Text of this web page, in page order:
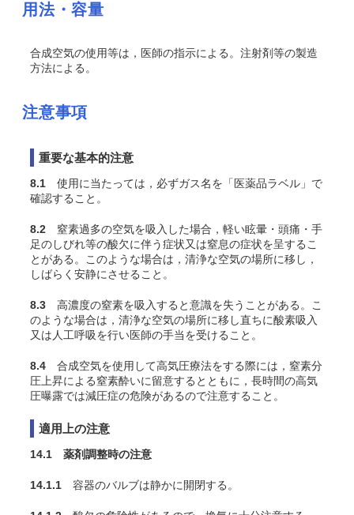
用法・容量
合成空気の使用等は，医師の指示による。注射剤等の製造
方法による。
注意事項
重要な基本的注意
8.1 使用に当たっては，必ずガス名を「医薬品ラベル」で
確認すること。
8.2 窒素過多の空気を吸入した場合，軽い眩暈・頭痛・手
足のしびれ等の酸欠に伴う症状又は窒息の症状を呈するこ
とがある。このような場合は，清浄な空気の場所に移し，
しばらく安静にさせること。
8.3 高濃度の窒素を吸入すると意識を失うことがある。こ
のような場合は，清浄な空気の場所に移し直ちに酸素吸入
又は人工呼吸を行い医師の手当を受けること。
8.4 合成空気を使用して高気圧療法をする際には，窒素分
圧上昇による窒素酔いに留意するとともに，長時間の高気
圧曝露では減圧症の危険があるので注意すること。
適用上の注意
14.1 薬剤調整時の注意
14.1.1 容器のバルブは静かに開閉する。